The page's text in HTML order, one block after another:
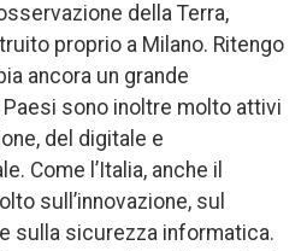
della Terra,
proprio a Milano. Ritengo
ancora un grande
sono inoltre molto attivi
del digitale e
Come l’Italia, anche il
sull’innovazione, sul
sulla sicurezza informatica.